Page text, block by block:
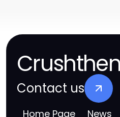
Contact us
Home Page News